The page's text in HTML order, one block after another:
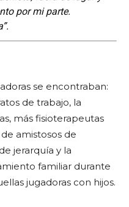
por mi parte.
se encontraban:
de trabajo, la
más fisioterapeutas
amistosos de
jerarquía y la
familiar durante
jugadoras con hijos.